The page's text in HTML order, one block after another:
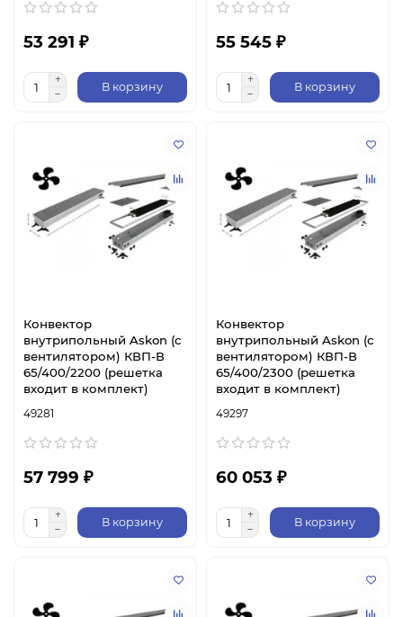
53 291 ₽
В корзину
55 545 ₽
В корзину
Конвектор
внутрипольный Askon (с
вентилятором) КВП-В
65/400/2200 (решетка
входит в комплект)
49281
57 799 ₽
В корзину
Конвектор
внутрипольный Askon (с
вентилятором) КВП-В
65/400/2300 (решетка
входит в комплект)
49297
60 053 ₽
В корзину